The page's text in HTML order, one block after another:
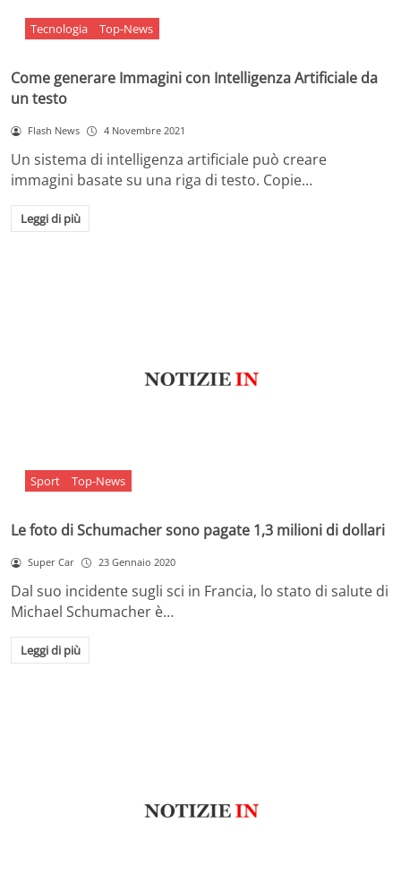
Tecnologia Top-News
Come generare Immagini con Intelligenza Artificiale da
un testo
Flash News 4 Novembre 2021
Un sistema di intelligenza artificiale può creare
immagini basate su una riga di testo. Copie…
Leggi di più
Sport Top-News
Le foto di Schumacher sono pagate 1,3 milioni di dollari
Super Car 23 Gennaio 2020
Dal suo incidente sugli sci in Francia, lo stato di salute di
Michael Schumacher è…
Leggi di più